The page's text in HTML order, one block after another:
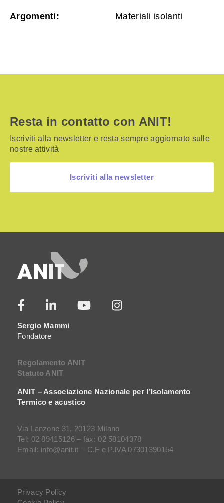
Argomenti: Materiali isolanti
Resta in contatto con ANIT!
Iscriviti alla newsletter e resta sempre aggiornato sulle
nostre attività
Iscriviti alla newsletter
Sergio Mammi
Fondatore
Regolamento ANIT
Statuto ANIT
ANIT – Associazione Nazionale per l’Isolamento
Termico e acustico
Via Lanzone 31, 20123 Milano
Tel: 02 89415126 – fax: 02 58104378
Email: info@anit.it – C.F e P.IVA 07301390154
Privacy Policy